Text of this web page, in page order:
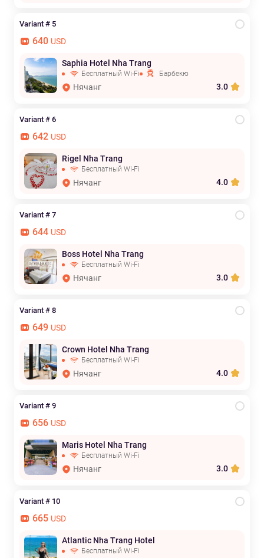
Variant # 5
640 USD
Saphia Hotel Nha Trang
Бесплатный Wi-Fi Барбекю
Нячанг 3.0
Variant # 6
642 USD
Rigel Nha Trang
Бесплатный Wi-Fi
Нячанг 4.0
Variant # 7
644 USD
Boss Hotel Nha Trang
Бесплатный Wi-Fi
Нячанг 3.0
Variant # 8
649 USD
Crown Hotel Nha Trang
Бесплатный Wi-Fi
Нячанг 4.0
Variant # 9
656 USD
Maris Hotel Nha Trang
Бесплатный Wi-Fi
Нячанг 3.0
Variant # 10
665 USD
Atlantic Nha Trang Hotel
Бесплатный Wi-Fi